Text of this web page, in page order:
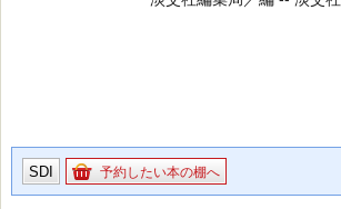
SDI 予約したい本の棚へ